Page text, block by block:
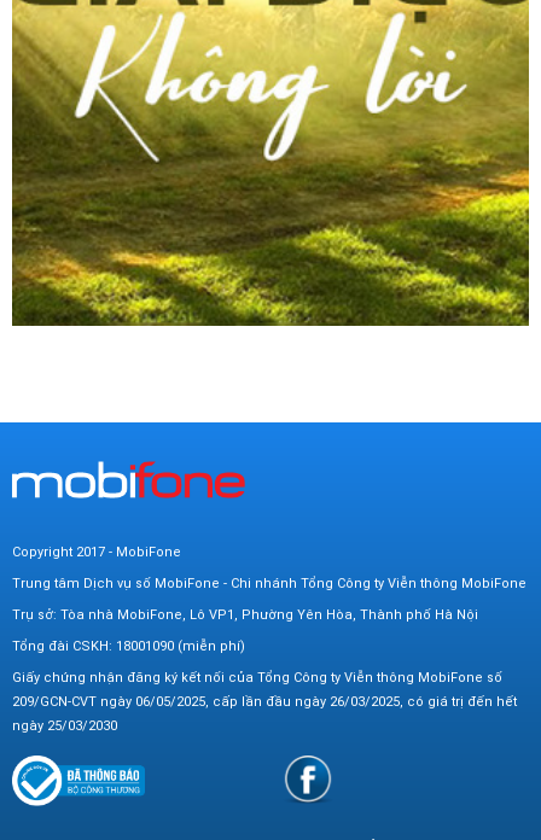
Copyright 2017 - MobiFone
Trung tâm Dịch vụ số MobiFone - Chi nhánh Tổng Công ty Viễn thông MobiFone
Trụ sở: Tòa nhà MobiFone, Lô VP1, Phường Yên Hòa, Thành phố Hà Nội
Tổng đài CSKH: 18001090 (miễn phí)
Giấy chứng nhận đăng ký kết nối của Tổng Công ty Viễn thông MobiFone số
209/GCN-CVT ngày 06/05/2025, cấp lần đầu ngày 26/03/2025, có giá trị đến hết
ngày 25/03/2030